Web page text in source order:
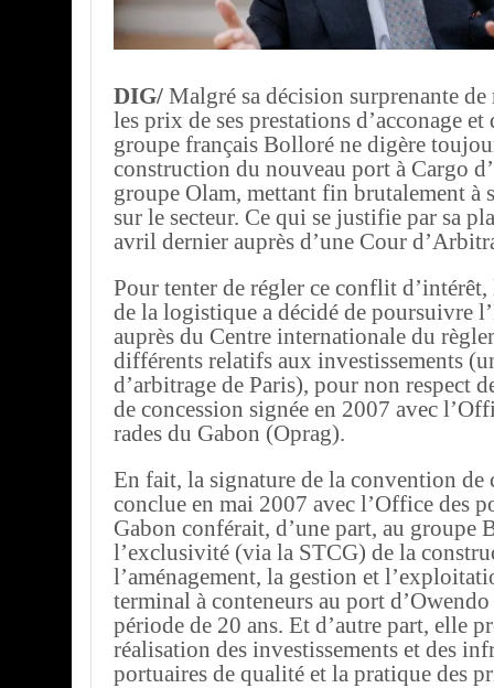
DIG/ Malgré sa décision surprenante de
les prix de ses prestations d’acconage et
groupe français Bolloré ne digère
construction du nouveau port à Cargo
groupe Olam, mettant fin brutalement à
sur le secteur. Ce qui se justifie par sa
avril dernier auprès d’une Cour
Pour tenter de régler ce conflit d’intérêt,
de la logistique a décidé de poursuivre
auprès du Centre internationale du
différents relatifs aux investissements
d’arbitrage de Paris), pour non respect
de concession signée en 2007 avec
rades du Gabon (Oprag).
En fait, la signature de la convention de
conclue en mai 2007 avec l’Office des
Gabon conférait, d’une part, au groupe
l’exclusivité (via la STCG) de la
l’aménagement, la gestion et
terminal à conteneurs au port
période de 20 ans. Et d’autre part, elle
réalisation des investissements et des
portuaires de qualité et la pratique des